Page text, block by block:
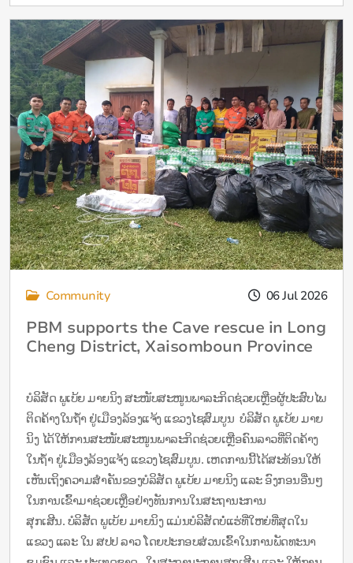
Community 06 Jul 2026
PBM supports the Cave rescue in Long
Cheng District, Xaisomboun Province
ບໍລິສັດ ພູເບ້ຍ ມາຍນິງ ສະໜັບສະໜູນພາລະກິດຊ່ວຍເຫຼືອຜູ້ປະສົບໄພ
ຕິດຄ້າງໃນຖໍ້າ ຢູ່ເມືອງລ້ອງແຈ້ງ ແຂວງໄຊສົມບູນ ບໍລິສັດ ພູເບ້ຍ ມາຍ
ນິງ ໄດ້ໃຫ້ການສະໜັບສະໜູນພາລະກິດຊ່ວຍເຫຼືອຄົນລາວທີ່ຕິດຄ້າງ
ໃນຖໍ້າ ຢູ່ເມືອງລ້ອງແຈ້ງ ແຂວງໄຊສົມບູນ. ເຫດການນີ້ໄດ້ສະທ້ອນໃຫ້
ເຫັນເຖິງຄວາມສຳຄັນຂອງບໍລິສັດ ພູເບ້ຍ ມາຍນິງ ແລະ ອົງກອນອື່ນໆ
ໃນການເຂົ້າມາຊ່ວຍເຫຼືອຢ່າງທັນການໃນສະຖານະການ
ສຸກເສີນ. ບໍລິສັດ ພູເບ້ຍ ມາຍນິງ ແມ່ນບໍລິສັດບໍ່ແຮ່ທີ່ໃຫຍ່ທີ່ສຸດໃນ
ແຂວງ ແລະ ໃນ ສປປ ລາວ ໂດຍປະກອບສ່ວນເຂົ້າໃນການພັດທະນາ